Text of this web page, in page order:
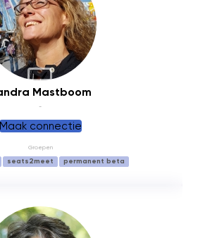
BACKUP
Mastboom
-
Maak connectie
Groepen
seats2meet permanent beta